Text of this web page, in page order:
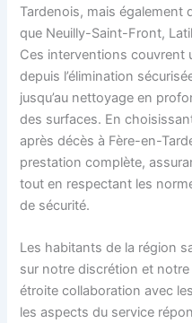
Tardenois, mais également
que Neuilly-Saint-Front,
Ces interventions couvrent
depuis l’élimination
jusqu’au nettoyage en
des surfaces. En
après décès à Fère-en-
prestation complète,
tout en respectant les
de sécurité.
Les habitants de la région
sur notre discrétion et
étroite collaboration avec
les aspects du service